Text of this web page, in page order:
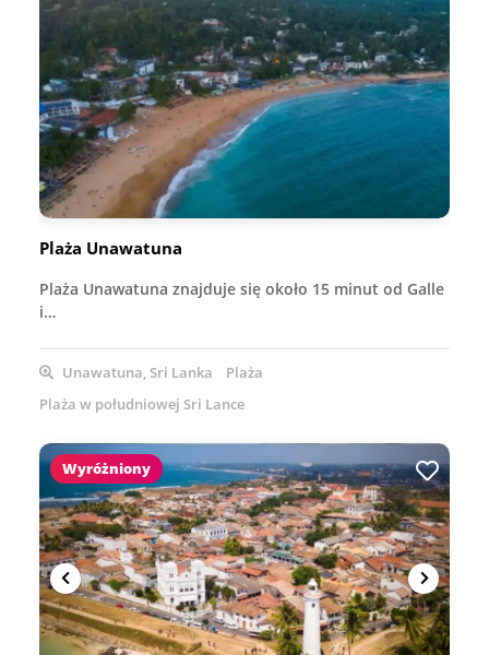
Plaża Unawatuna
Plaża Unawatuna znajduje się około 15 minut od Galle
i…
Unawatuna, Sri Lanka
Plaża
Plaża w południowej Sri Lance
Wyróżniony